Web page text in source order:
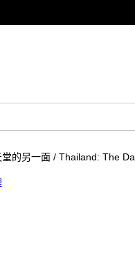
堂的另一面 / Thailand: The